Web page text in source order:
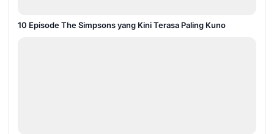
10 Episode The Simpsons yang Kini Terasa Paling Kuno